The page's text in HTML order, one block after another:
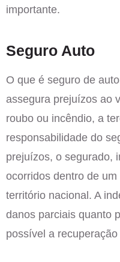
importante.
Seguro Auto
O que é seguro de
assegura prejuízos ao
roubo ou incêndio, a
responsabilidade do
prejuízos, o segurado,
ocorridos dentro de
território nacional. A
danos parciais quanto
possível a